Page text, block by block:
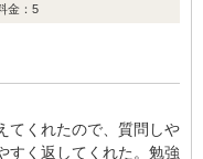
金：5
てくれたので、質問しや
すく返してくれた。勉強